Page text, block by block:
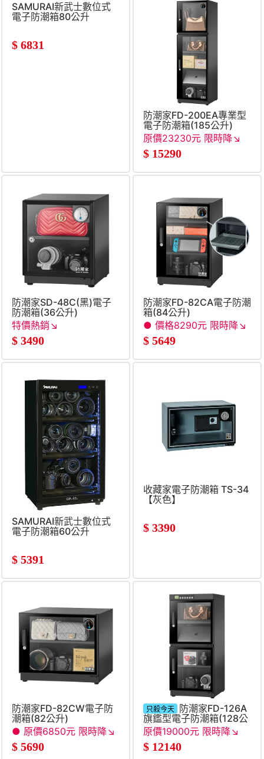
SAMURAI新武士數位式
電子防潮箱80公升
$ 6831
防潮家FD-200EA專業型
電子防潮箱(185公升)
原價23230元 限時降↘
$ 15290
防潮家SD-48C(黑)電子
防潮箱(36公升)
特價熱銷↘
$ 3490
防潮家FD-82CA電子防潮
箱(84公升)
● 價格8290元 限時降↘
●
$ 5649
SAMURAI新武士數位式
電子防潮箱60公升
$ 5391
收藏家電子防潮箱 TS-34
【灰色】
$ 3390
防潮家FD-82CW電子防
潮箱(82公升)
● 原價6850元 限時降↘
●
$ 5690
只殺今天
防潮家FD-126A
旗鑑型電子防潮箱(128公
升)
原價19000元 限時降↘
$ 12140